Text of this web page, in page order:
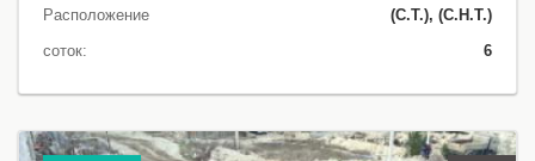
Расположение
(С.Т.), (С.Н.Т.)
соток:
6